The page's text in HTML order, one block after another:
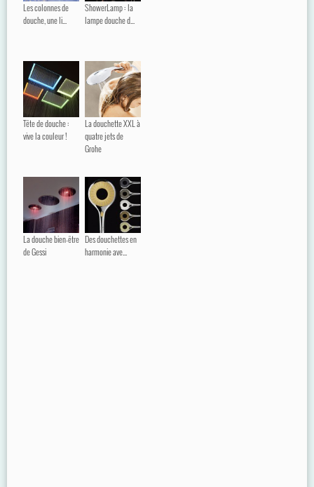
Les colonnes de
douche, une li...
ShowerLamp : la
lampe douche d...
Tête de douche :
vive la couleur !
La douchette XXL à
quatre jets de
Grohe
La douche bien-être
de Gessi
Des douchettes en
harmonie ave...